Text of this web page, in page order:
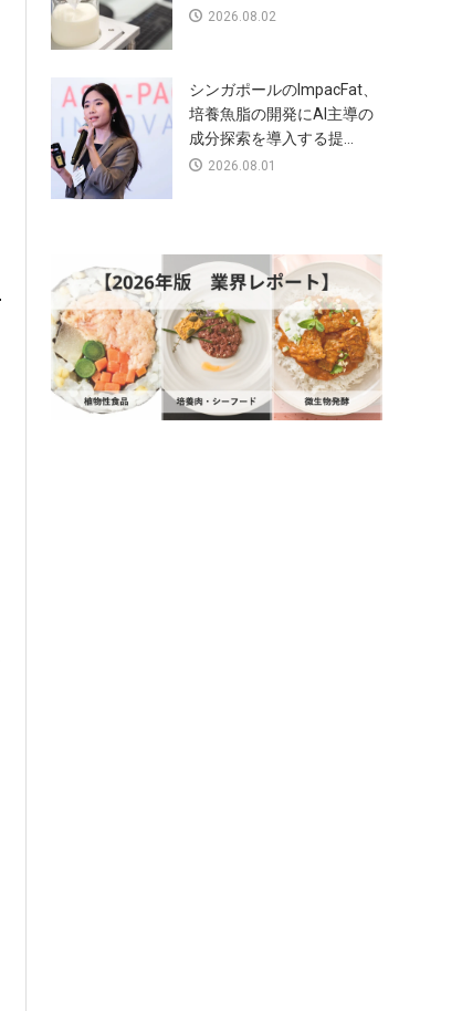
2026.08.02
シンガポールのImpacFat、
培養魚脂の開発にAI主導の
成分探索を導入する提...
2026.08.01